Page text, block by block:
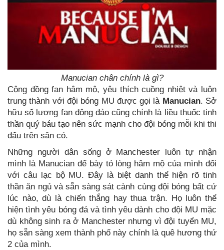
Manucian chân chính là gì?
Cộng đồng fan hâm mộ, yêu thích cuồng nhiệt và luôn
trung thành với đội bóng MU được gọi là Manucian. Sở
hữu số lượng fan đông đảo cũng chính là liều thuốc tinh
thần quý báu tạo nên sức mạnh cho đội bóng mỗi khi thi
đấu trên sân cỏ.
Những người dân sống ở Manchester luôn tự nhận
mình là Manucian để bày tỏ lòng hâm mộ của mình đối
với câu lạc bộ MU. Đây là biệt danh thể hiện rõ tinh
thần ăn ngủ và sẵn sàng sát cành cùng đội bóng bất cứ
lúc nào, dù là chiến thắng hay thua trận. Họ luôn thể
hiện tình yêu bóng đá và tình yêu dành cho đội MU mặc
dù không sinh ra ở Manchester nhưng vì đội tuyển MU,
họ sẵn sàng xem thành phố này chính là quê hương thứ
2 của mình.